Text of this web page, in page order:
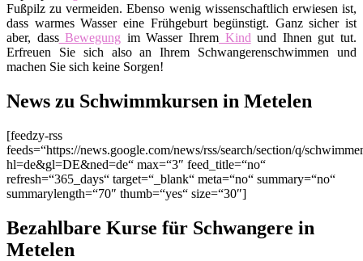
Fußpilz zu vermeiden. Ebenso wenig wissenschaftlich erwiesen ist,
dass warmes Wasser eine Frühgeburt begünstigt. Ganz sicher ist
aber, dassBewegung im Wasser Ihrem Kind und Ihnen gut tut.
Erfreuen Sie sich also an Ihrem Schwangerenschwimmen und
machen Sie sich keine Sorgen!
News zu Schwimmkursen in Metelen
[feedzy-rss
feeds=“https://news.google.com/news/rss/search/section/q/
hl=de&gl=DE&ned=de“ max=“3″ feed_title=“no“
refresh=“365_days“ target=“_blank“ meta=“no“ summary=“no“
summarylength=“70″ thumb=“yes“ size=“30″]
Bezahlbare Kurse für Schwangere in
Metelen